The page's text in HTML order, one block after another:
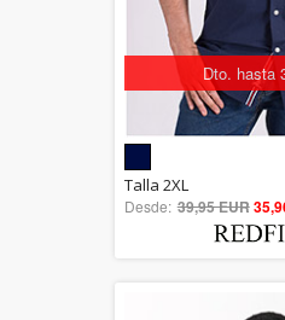
Dto. hasta
out of 5
Talla 2XL
Desde: 39,95 EUR